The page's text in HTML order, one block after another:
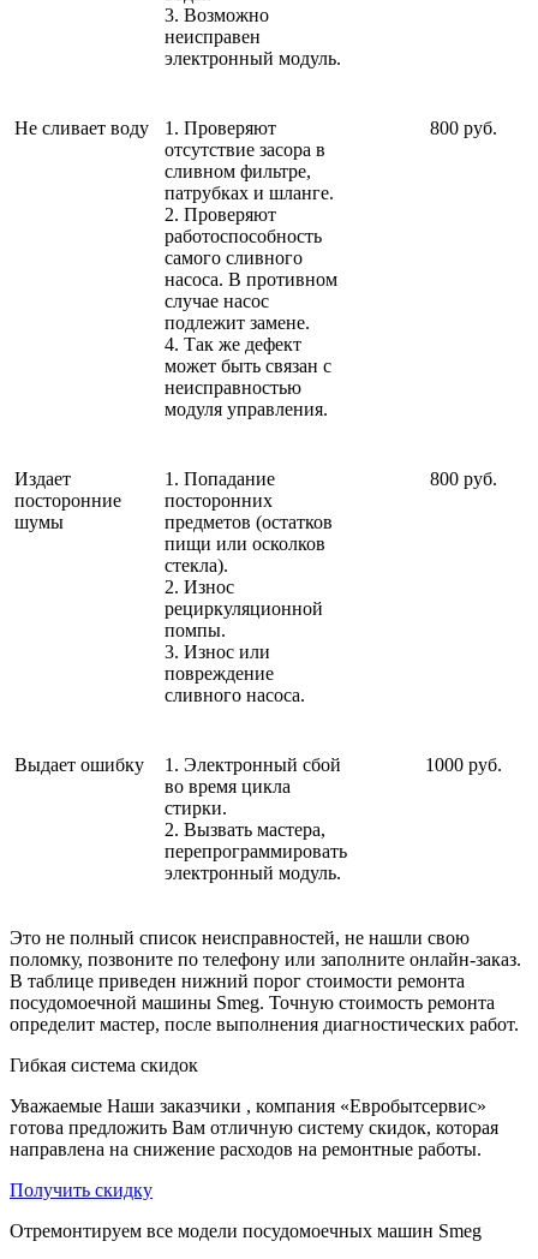
3. Возможно
неисправен
электронный модуль.
Не сливает воду
1. Проверяют
отсутствие засора в
сливном фильтре,
патрубках и шланге.
2. Проверяют
работоспособность
самого сливного
насоса. В противном
случае насос
подлежит замене.
4. Так же дефект
может быть связан с
неисправностью
модуля управления.
800 руб.
Издает
посторонние
шумы
1. Попадание
посторонних
предметов (остатков
пищи или осколков
стекла).
2. Износ
рециркуляционной
помпы.
3. Износ или
повреждение
сливного насоса.
800 руб.
Выдает ошибку
1. Электронный сбой
во время цикла
стирки.
2. Вызвать мастера,
перепрограммировать
электронный модуль.
1000 руб.
Это не полный список неисправностей, не нашли свою
поломку, позвоните по телефону или заполните онлайн-заказ.
В таблице приведен нижний порог стоимости ремонта
посудомоечной машины Smeg. Точную стоимость ремонта
определит мастер, после выполнения диагностических работ.
Гибкая система скидок
Уважаемые Наши заказчики , компания «Евробытсервис»
готова предложить Вам отличную систему скидок, которая
направлена на снижение расходов на ремонтные работы.
Получить скидку
Отремонтируем все модели посудомоечных машин Smeg